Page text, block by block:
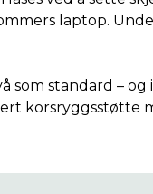
laptop.
standard –
korsryggsstøtte